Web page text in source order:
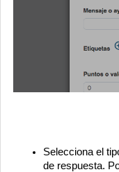
Selecciona el
de respuesta.